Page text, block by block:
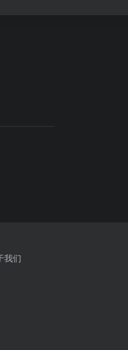
我们